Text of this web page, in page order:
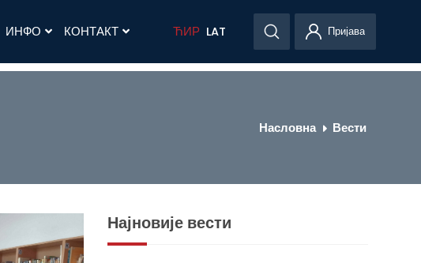
ИНФО КОНТАКТ ЋИР LAT Пријава
Насловна Вести
Најновије вести